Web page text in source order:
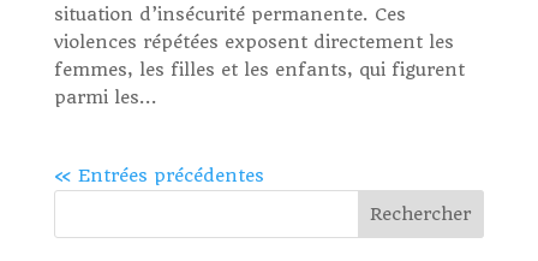
situation d’insécurité permanente. Ces
violences répétées exposent directement les
femmes, les filles et les enfants, qui figurent
parmi les...
« Entrées précédentes
Rechercher